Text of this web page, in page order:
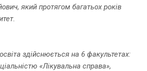
який протягом багатьох років
здійснюється на 6 факультетах:
«Лікувальна справа»,